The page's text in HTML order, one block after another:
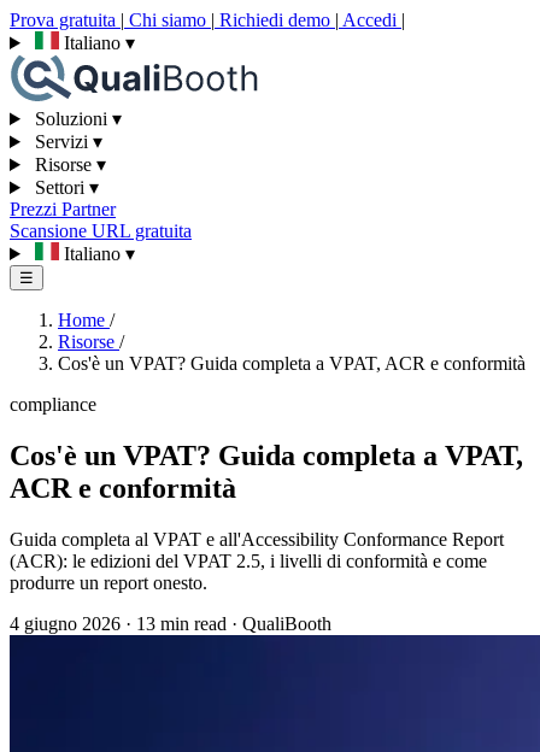
Prova gratuita | Chi siamo | Richiedi demo | Accedi |
Italiano ▾
Soluzioni ▾
Servizi ▾
Risorse ▾
Settori ▾
Prezzi Partner
Scansione URL gratuita
Italiano ▾
☰
Home /
Risorse /
Cos'è un VPAT? Guida completa a VPAT, ACR e conformità
compliance
Cos'è un VPAT? Guida completa a VPAT,
ACR e conformità
Guida completa al VPAT e all'Accessibility Conformance Report
(ACR): le edizioni del VPAT 2.5, i livelli di conformità e come
produrre un report onesto.
4 giugno 2026 · 13 min read · QualiBooth